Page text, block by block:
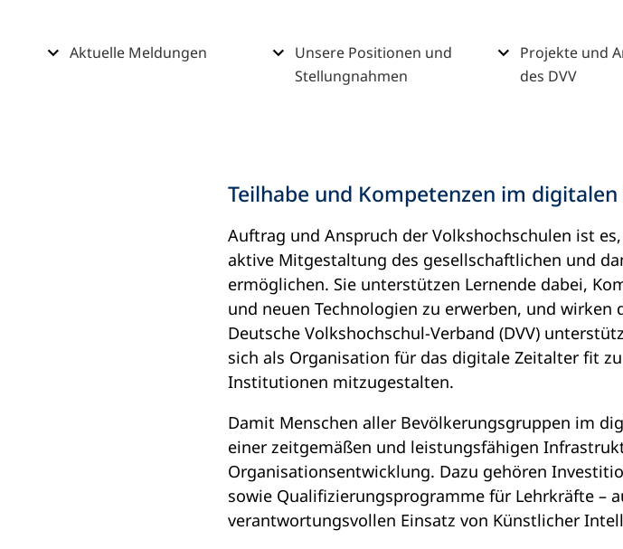
Inhalt Aktuelle Meldungen
Unsere Positionen und
Stellungnahmen
Projekte und
des DVV
Teilhabe und Kompetenzen im
Auftrag und Anspruch der Volkshochschulen ist
aktive Mitgestaltung des gesellschaftlichen und
ermöglichen. Sie unterstützen Lernende dabei,
und neuen Technologien zu erwerben, und
Deutsche Volkshochschul-Verband (DVV)
sich als Organisation für das digitale Zeitalter fit
Institutionen mitzugestalten.
Damit Menschen aller Bevölkerungsgruppen im
einer zeitgemäßen und leistungsfähigen
Organisationsentwicklung. Dazu gehören
sowie Qualifizierungsprogramme für Lehrkräfte –
verantwortungsvollen Einsatz von Künstlicher